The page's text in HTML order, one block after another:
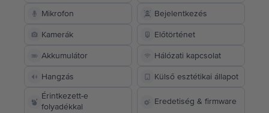
Mikrofon Bejelentkezés
Kamerák Előtörténet
Akkumulátor Hálózati kapcsolat
Hangzás
Külső esztétikai állapot
Érintkezett-e
folyadékkal
Eredetiség & firmware